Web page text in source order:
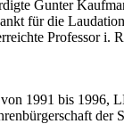
Gunter
für die
Professor i.
1991 bis 1996,
der